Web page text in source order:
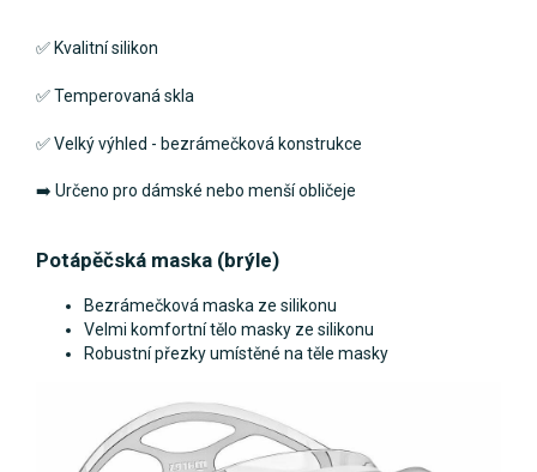
✅ Kvalitní silikon
✅ Temperovaná skla
✅ Velký výhled - bezrámečková konstrukce
➡️ Určeno pro dámské nebo menší obličeje
Potápěčská maska (brýle)
Bezrámečková maska ze silikonu
Velmi komfortní tělo masky ze silikonu
Robustní přezky umístěné na těle masky